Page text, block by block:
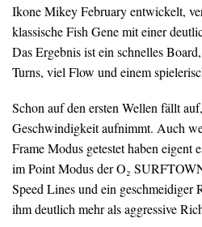
Ikone Mikey February entwickelt,
klassische Fish Gene mit einer
Das Ergebnis ist ein schnelles
Turns, viel Flow und einem
Schon auf den ersten Wellen fällt
Geschwindigkeit aufnimmt. Auch
Frame Modus getestet haben eigent
im Point Modus der O₂
Speed Lines und ein geschmeidiger
ihm deutlich mehr als aggressive